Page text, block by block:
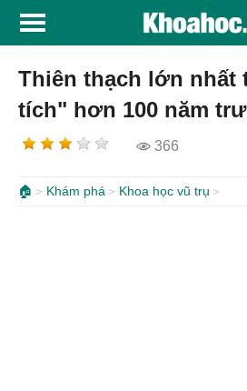
Thiên thạch lớn nhất
tích" hơn 100 năm
366
🏠 Khám phá Khoa học vũ trụ